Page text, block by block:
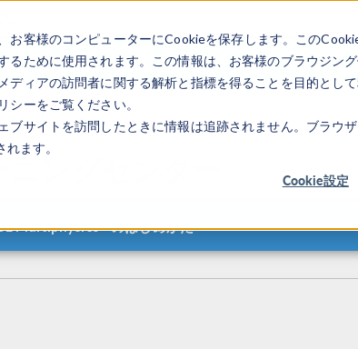
お客様のコンピューターにCookieを保存します。この
るために使用されます。この情報は、お客様のブラウジン
ディアの訪問者に関する解析と指標を得ることを目的とし
シーをご覧ください。
ブサイトを訪問したときに情報は追跡されません。ブラウ
ます。
Cookie設定
ニングセンター
Multiphysics のはじめかた